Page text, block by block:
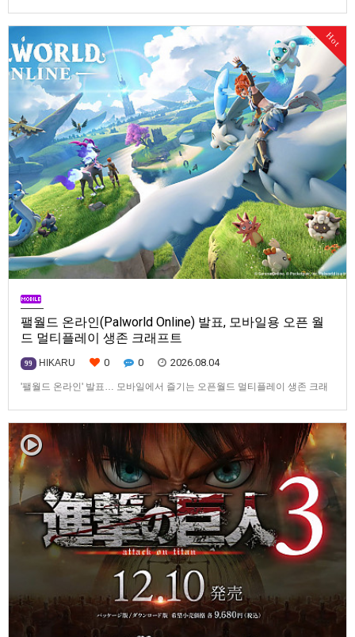
Hot
팰월드 온라인(Palworld Online) 발표, 모바일용 오픈 월
드 멀티플레이 생존 크래프트
99 HIKARU 0 0 2026.08.04
'팰월드 온라인' 발표… 모바일에서 즐기는 오픈월드 멀티플레이 생존 크래
인Pocketpair의 정식 라이선스를 받아, 글로벌 히트작 '팰월드(Palworld)'를
기반으로 한…